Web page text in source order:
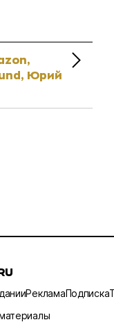
Юрий
РекламаПодписка